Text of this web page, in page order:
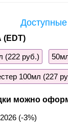
(222 руб.)
100мл (227
можно
(-3%)